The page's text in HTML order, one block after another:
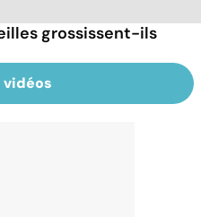
grossissent-ils
vidéos